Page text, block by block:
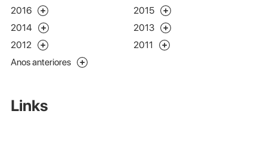
2016
2015
2014
2013
2012
2011
Anos anteriores
Links